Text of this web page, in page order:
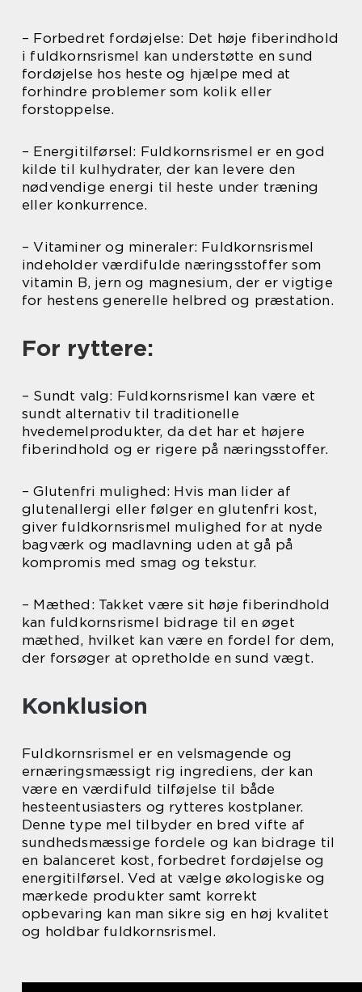
– Forbedret fordøjelse: Det høje fiberindhold
i fuldkornsrismel kan understøtte en sund
fordøjelse hos heste og hjælpe med at
forhindre problemer som kolik eller
forstoppelse.
– Energitilførsel: Fuldkornsrismel er en god
kilde til kulhydrater, der kan levere den
nødvendige energi til heste under træning
eller konkurrence.
– Vitaminer og mineraler: Fuldkornsrismel
indeholder værdifulde næringsstoffer som
vitamin B, jern og magnesium, der er vigtige
for hestens generelle helbred og præstation.
For ryttere:
– Sundt valg: Fuldkornsrismel kan være et
sundt alternativ til traditionelle
hvedemelprodukter, da det har et højere
fiberindhold og er rigere på næringsstoffer.
– Glutenfri mulighed: Hvis man lider af
glutenallergi eller følger en glutenfri kost,
giver fuldkornsrismel mulighed for at nyde
bagværk og madlavning uden at gå på
kompromis med smag og tekstur.
– Mæthed: Takket være sit høje fiberindhold
kan fuldkornsrismel bidrage til en øget
mæthed, hvilket kan være en fordel for dem,
der forsøger at opretholde en sund vægt.
Konklusion
Fuldkornsrismel er en velsmagende og
ernæringsmæssigt rig ingrediens, der kan
være en værdifuld tilføjelse til både
hesteentusiasters og rytteres kostplaner.
Denne type mel tilbyder en bred vifte af
sundhedsmæssige fordele og kan bidrage til
en balanceret kost, forbedret fordøjelse og
energitilførsel. Ved at vælge økologiske og
mærkede produkter samt korrekt
opbevaring kan man sikre sig en høj kvalitet
og holdbar fuldkornsrismel.